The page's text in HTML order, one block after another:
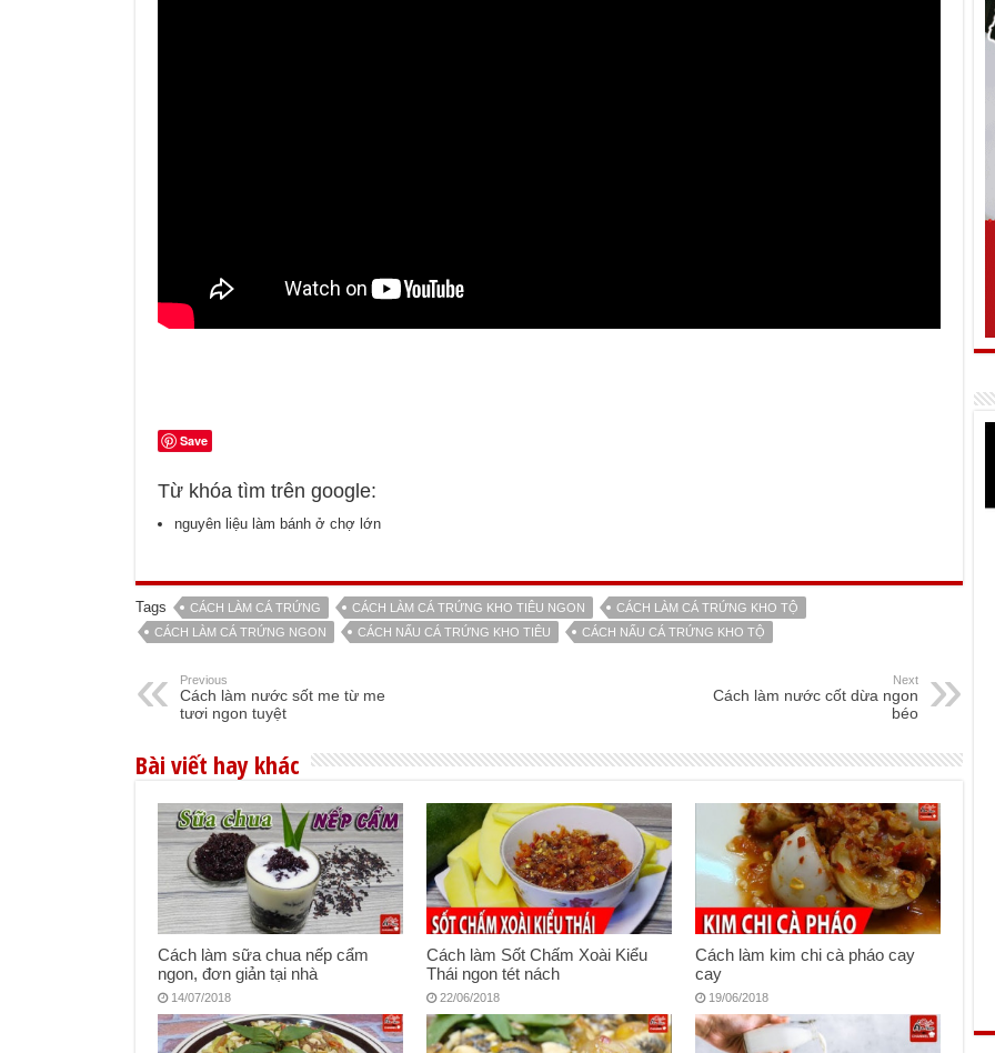
Save
Từ khóa tìm trên google:
nguyên liệu làm bánh ở chợ lớn
Tags CÁCH LÀM CÁ TRỨNG CÁCH LÀM CÁ TRỨNG KHO TIÊU NGON
CÁCH LÀM CÁ TRỨNG KHO TỘ
CÁCH LÀM CÁ TRỨNG NGON
CÁCH NẤU CÁ TRỨNG KHO TIÊU CÁCH NẤU CÁ TRỨNG KHO TỘ
Previous
Cách làm nước sốt me từ me
tươi ngon tuyệt
Next
Cách làm nước cốt dừa ngon
béo
Bài viết hay khác
Cách làm sữa chua nếp cẩm
ngon, đơn giản tại nhà
14/07/2018
Cách làm Sốt Chấm Xoài Kiểu
Thái ngon tét nách
22/06/2018
Cách làm kim chi cà pháo cay
cay
19/06/2018